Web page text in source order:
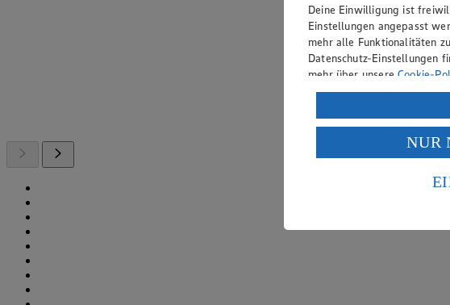
Deine Einwilligung ist
Einstellungen angepasst
mehr alle Funktionalitäten
Datenschutz-Einstellungen
mehr über unsereCookie-
Verarbeitung deiner
Wenn du auf „Aktivieren“
ein, dass deine Daten in
einem nach europäischen
Risiko eines Zugriffs durch
NUR